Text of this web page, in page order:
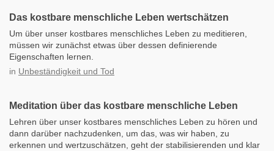
Das kostbare menschliche Leben wertschätzen
Um über unser kostbares menschliches Leben zu meditieren,
müssen wir zunächst etwas über dessen definierende
Eigenschaften lernen.
in Unbeständigkeit und Tod
Meditation über das kostbare menschliche Leben
Lehren über unser kostbares menschliches Leben zu hören und
dann darüber nachzudenken, um das, was wir haben, zu
erkennen und wertzuschätzen, geht der stabilisierenden und klar